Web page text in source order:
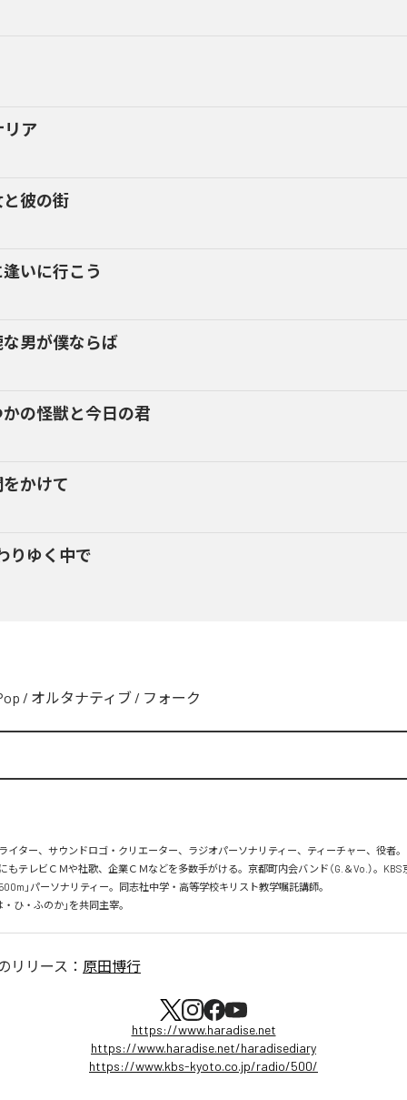
リア
彼の街
いに行こう
男が僕ならば
の怪獣と今日の君
かけて
りゆく中で
/ オルタナティブ / フォーク
イター、サウンドロゴ・クリエーター、ラジオパーソナリティー、ティーチャー、役者。
もテレビＣＭや社歌、企業ＣＭなどを多数手がける。京都町内会バンド（G.＆Vo.）。KBS
」パーソナリティー。同志社中学・高等学校キリスト教学嘱託講師。
ひ・ふのか」を共同主宰。
リリース： 原田博行
https://www.haradise.net
https://www.haradise.net/haradisediary
https://www.kbs-kyoto.co.jp/radio/500/